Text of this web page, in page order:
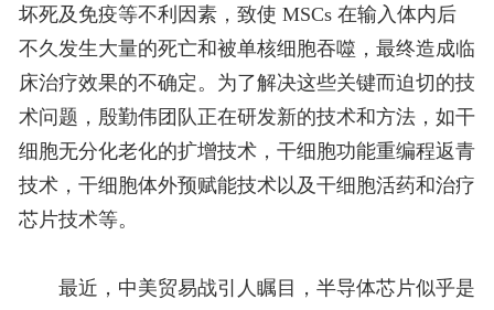
坏死及免疫等不利因素，致使 MSCs 在输入体内后
不久发生大量的死亡和被单核细胞吞噬，最终造成临
床治疗效果的不确定。为了解决这些关键而迫切的技
术问题，殷勤伟团队正在研发新的技术和方法，如干
细胞无分化老化的扩增技术，干细胞功能重编程返青
技术，干细胞体外预赋能技术以及干细胞活药和治疗
芯片技术等。
最近，中美贸易战引人瞩目，半导体芯片似乎是